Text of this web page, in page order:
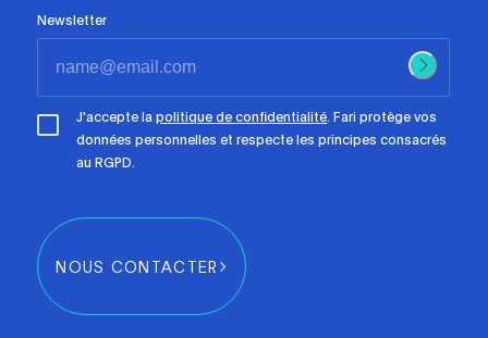
Newsletter
J'accepte lapolitique de confidentialité. Fari protège vos
données personnelles et respecte les principes consacrés
au RGPD.
NOUS CONTACTER